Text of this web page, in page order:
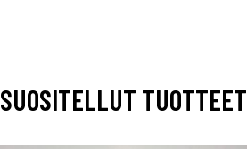
SUOSITELLUT TUOTTEET